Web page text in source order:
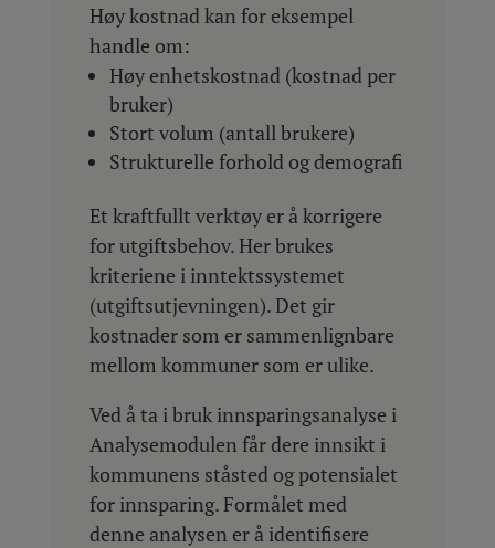
Høy kostnad kan for eksempel
handle om:
Høy enhetskostnad (kostnad per
bruker)
Stort volum (antall brukere)
Strukturelle forhold og demografi
Et kraftfullt verktøy er å korrigere
for utgiftsbehov. Her brukes
kriteriene i inntektssystemet
(utgiftsutjevningen). Det gir
kostnader som er sammenlignbare
mellom kommuner som er ulike.
Ved å ta i bruk innsparingsanalyse i
Analysemodulen får dere innsikt i
kommunens ståsted og potensialet
for innsparing. Formålet med
denne analysen er å identifisere